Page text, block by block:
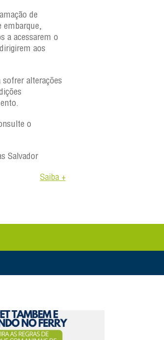
de
embarque,
a acessarem o
aos
alterações
o
Salvador
Saiba +